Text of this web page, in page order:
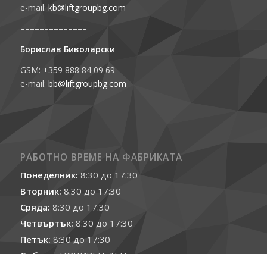
e-mail: kb@liftgroupbg.com
––––––––––––––
Борислав Биволарски
GSM: +359 888 84 09 69
e-mail: bb@liftgroupbg.com
РАБОТНО ВРЕМЕ НА ФАБРИКАТА
Понеделник: 8:30 до 17:30
Вторник: 8:30 до 17:30
Сряда: 8:30 до 17:30
Четвъртък: 8:30 до 17:30
Петък: 8:30 до 17:30